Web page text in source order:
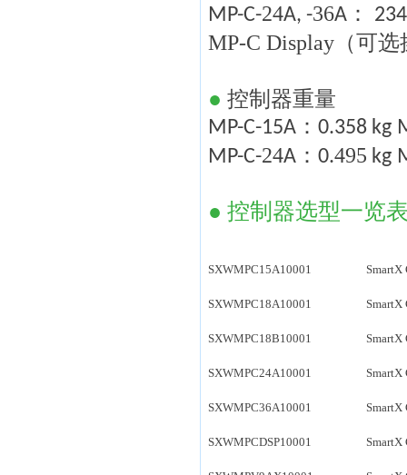
MP-C-24A, -36A ：
MP-C Display （可
● 控制器重量
MP-C-15A ： 0.358 kg
MP-C-24A ： 0.495 kg
● 控制器选型一览
SXWMPC15A10001 SmartX
SXWMPC18A10001 SmartX
SXWMPC18B10001 SmartX
SXWMPC24A10001 SmartX
SXWMPC36A10001 SmartX
SXWMPCDSP10001 SmartX